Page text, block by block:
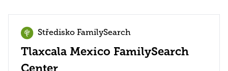
Středisko FamilySearch
Tlaxcala Mexico FamilySearch
Center